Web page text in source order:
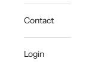
Contact
Login